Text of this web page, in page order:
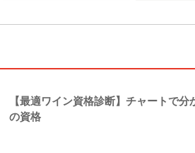
【最適ワイン資格診断】チャートで
の資格